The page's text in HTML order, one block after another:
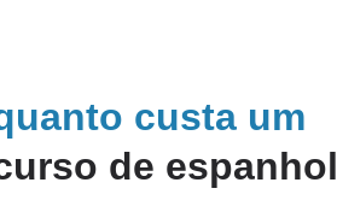
custa um
de espanhol